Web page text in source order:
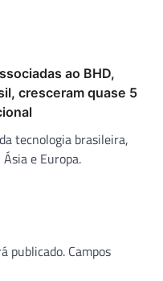
ao BHD,
cresceram quase 5
tecnologia brasileira,
e Europa.
publicado. Campos